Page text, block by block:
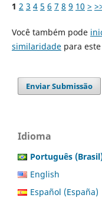
1 2 3 4 5 6 7 8 9 10 >
Você também pode
similaridadepara
Enviar Submissão
Idioma
Português
English
Español (España)